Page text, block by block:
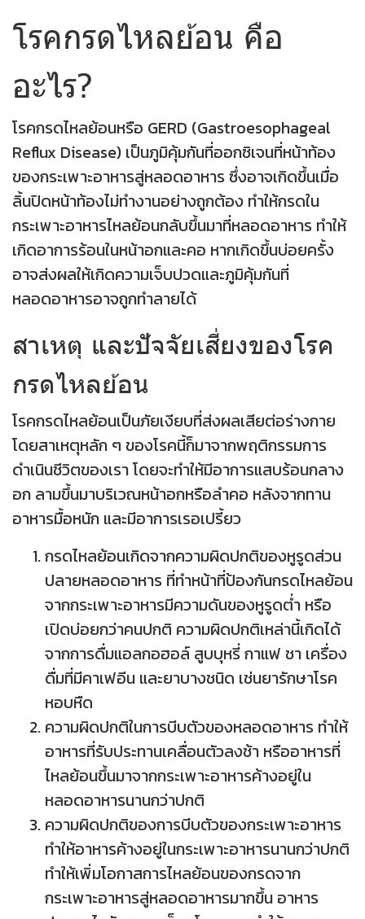
โรคกรดไหลย้อน คือ
อะไร?
โรคกรดไหลย้อนหรือ GERD (Gastroesophageal
Reflux Disease) เป็นภูมิคุ้มกันที่ออกซิเจนที่หน้าท้อง
ของกระเพาะอาหารสู่หลอดอาหาร ซึ่งอาจเกิดขึ้นเมื่อ
ลิ้นปิดหน้าท้องไม่ทำงานอย่างถูกต้อง ทำให้กรดใน
กระเพาะอาหารไหลย้อนกลับขึ้นมาที่หลอดอาหาร ทำให้
เกิดอาการร้อนในหน้าอกและคอ หากเกิดขึ้นบ่อยครั้ง
อาจส่งผลให้เกิดความเจ็บปวดและภูมิคุ้มกันที่
หลอดอาหารอาจถูกทำลายได้
สาเหตุ และปัจจัยเสี่ยงของโรค
กรดไหลย้อน
โรคกรดไหลย้อนเป็นภัยเงียบที่ส่งผลเสียต่อร่างกาย
โดยสาเหตุหลัก ๆ ของโรคนี้ก็มาจากพฤติกรรมการ
ดำเนินชีวิตของเรา โดยจะทำให้มีอาการแสบร้อนกลาง
อก ลามขึ้นมาบริเวณหน้าอกหรือลำคอ หลังจากทาน
อาหารมื้อหนัก และมีอาการเรอเปรี้ยว
กรดไหลย้อนเกิดจากความผิดปกติของหูรูดส่วน
ปลายหลอดอาหาร ที่ทำหน้าที่ป้องกันกรดไหลย้อน
จากกระเพาะอาหารมีความดันของหูรูดต่ำ หรือ
เปิดบ่อยกว่าคนปกติ ความผิดปกติเหล่านี้เกิดได้
จากการดื่มแอลกอฮอล์ สูบบุหรี่ กาแฟ ชา เครื่อง
ดื่มที่มีคาเฟอีน และยาบางชนิด เช่นยารักษาโรค
หอบหืด
ความผิดปกติในการบีบตัวของหลอดอาหาร ทำให้
อาหารที่รับประทานเคลื่อนตัวลงช้า หรืออาหารที่
ไหลย้อนขึ้นมาจากกระเพาะอาหารค้างอยู่ใน
หลอดอาหารนานกว่าปกติ
ความผิดปกติของการบีบตัวของกระเพาะอาหาร
ทำให้อาหารค้างอยู่ในกระเพาะอาหารนานกว่าปกติ
ทำให้เพิ่มโอกาสการไหลย้อนของกรดจาก
กระเพาะอาหารสู่หลอดอาหารมากขึ้น อาหาร